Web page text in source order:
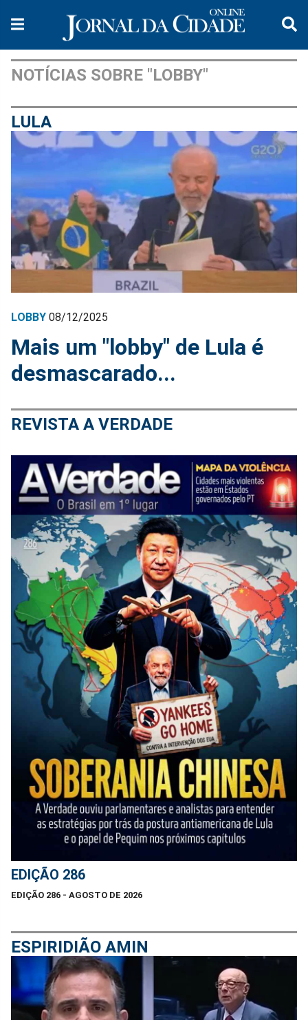
NOTÍCIAS SOBRE "LOBBY"
LULA
LOBBY 08/12/2025
Mais um "lobby" de Lula é
desmascarado...
REVISTA A VERDADE
EDIÇÃO 286
EDIÇÃO 286 - AGOSTO DE 2026
ESPIRIDIÃO AMIN